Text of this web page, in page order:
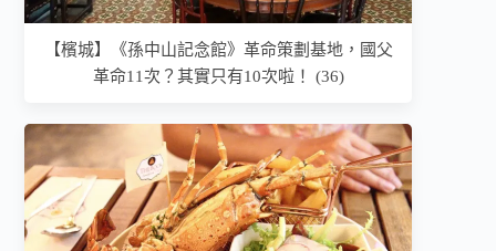
【檳城】《孫中山記念館》革命策劃基地，國父
革命11次？其實只有10次啦！ (36)